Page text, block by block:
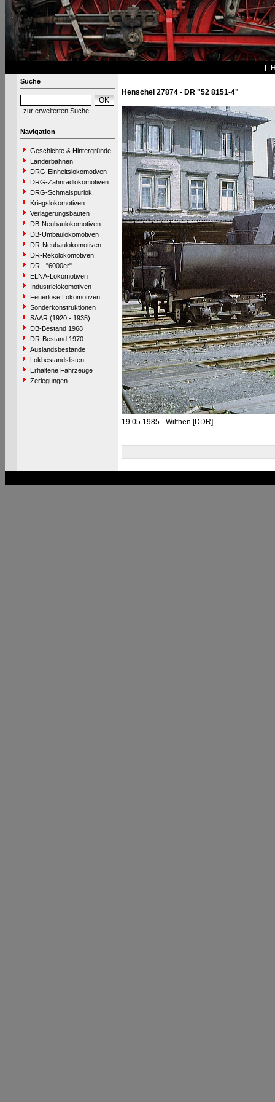
Suche
zur erweiterten Suche
Navigation
Geschichte & Hintergründe
Länderbahnen
DRG-Einheitslokomotiven
DRG-Zahnradlokomotiven
DRG-Schmalspurlok.
Kriegslokomotiven
Verlagerungsbauten
DB-Neubaulokomotiven
DB-Umbaulokomotiven
DR-Neubaulokomotiven
DR-Rekolokomotiven
DR - "6000er"
ELNA-Lokomotiven
Industrielokomotiven
Feuerlose Lokomotiven
Sonderkonstruktionen
SAAR (1920 - 1935)
DB-Bestand 1968
DR-Bestand 1970
Auslandsbestände
Lokbestandslisten
Erhaltene Fahrzeuge
Zerlegungen
Henschel 27874 - DR "52 8151-4"
19.05.1985 - Wilthen [DDR]